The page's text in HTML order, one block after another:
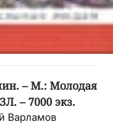
– М.: Молодая
– 7000 экз.
Варламов